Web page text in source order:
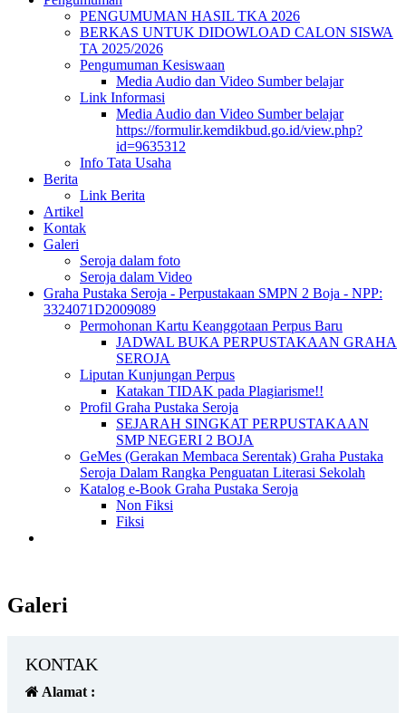
PENGUMUMAN HASIL TKA 2026
BERKAS UNTUK DIDOWLOAD CALON SISWA
TA 2025/2026
Pengumuman Kesiswaan
Media Audio dan Video Sumber belajar
Link Informasi
Media Audio dan Video Sumber belajar
https://formulir.kemdikbud.go.id/view.php?
id=9635312
Info Tata Usaha
Berita
Link Berita
Artikel
Kontak
Galeri
Seroja dalam foto
Seroja dalam Video
Graha Pustaka Seroja - Perpustakaan SMPN 2 Boja - NPP:
3324071D2009089
Permohonan Kartu Keanggotaan Perpus Baru
JADWAL BUKA PERPUSTAKAAN GRAHA
SEROJA
Liputan Kunjungan Perpus
Katakan TIDAK pada Plagiarisme!!
Profil Graha Pustaka Seroja
SEJARAH SINGKAT PERPUSTAKAAN
SMP NEGERI 2 BOJA
GeMes (Gerakan Membaca Serentak) Graha Pustaka
Seroja Dalam Rangka Penguatan Literasi Sekolah
Katalog e-Book Graha Pustaka Seroja
Non Fiksi
Fiksi
Galeri
KONTAK
Alamat :